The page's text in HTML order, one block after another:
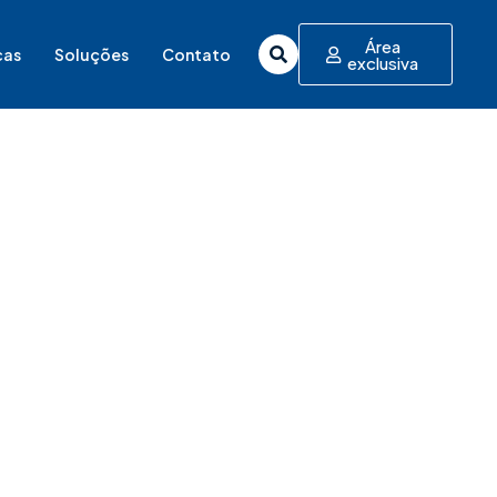
Soluções Contato Área
exclusiva